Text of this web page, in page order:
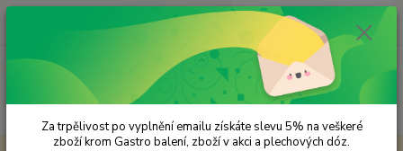
Menu
Hledat
ks
za 0,00 Kč
Za trpělivost po vyplnění emailu získáte slevu 5% na veškeré
zboží krom Gastro balení, zboží v akci a plechových dóz.